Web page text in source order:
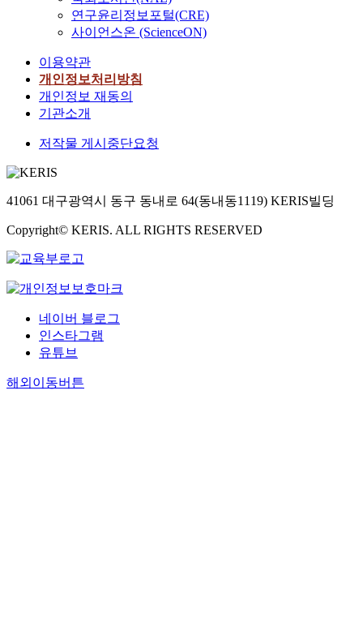
연구윤리정보포털(CRE)
사이언스온 (ScienceON)
이용약관
개인정보처리방침
개인정보 재동의
기관소개
저작물 게시중단요청
41061 대구광역시 동구 동내로 64(동내동1119) KERIS빌딩
Copyright© KERIS. ALL RIGHTS RESERVED
네이버 블로그
인스타그램
유튜브
해외이동버튼